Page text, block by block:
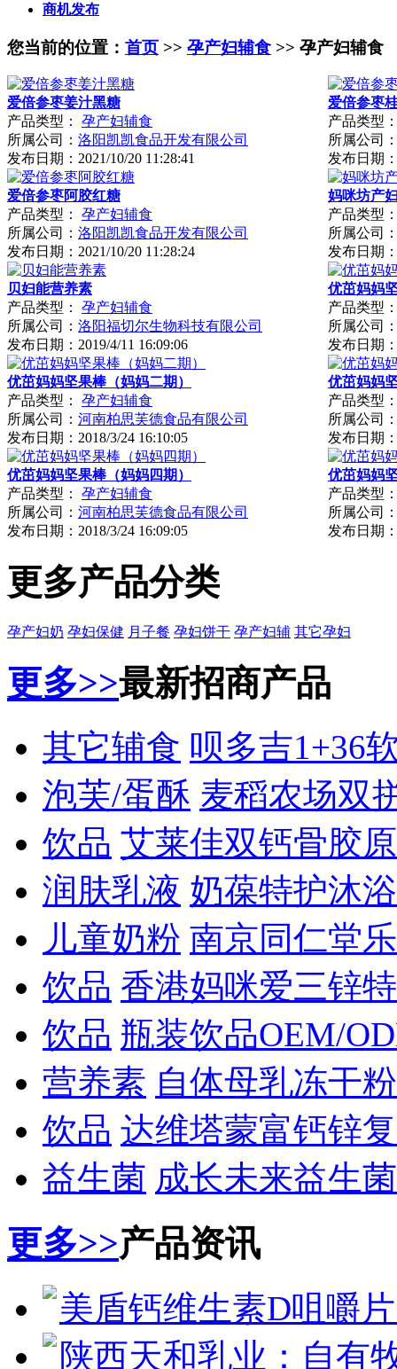
商机发布
您当前的位置： 首页 >> 孕产妇辅食 >> 孕产妇辅食
爱倍参枣姜汁黑糖
产品类型：
孕产妇辅食
所属公司： 洛阳凯凯食品开发有限公司
发布日期： 2021/10/20 11:28:41
爱倍参枣
产品类型
所属公司
发布日期
爱倍参枣阿胶红糖
产品类型：
孕产妇辅食
所属公司： 洛阳凯凯食品开发有限公司
发布日期： 2021/10/20 11:28:24
妈咪坊产
产品类型
所属公司
发布日期
贝妇能营养素
产品类型：
孕产妇辅食
所属公司： 洛阳福切尔生物科技有限公司
发布日期： 2019/4/11 16:09:06
优茁妈妈
产品类型
所属公司
发布日期
优茁妈妈坚果棒（妈妈二期）
产品类型：
孕产妇辅食
所属公司： 河南柏思芙德食品有限公司
发布日期： 2018/3/24 16:10:05
优茁妈妈
产品类型
所属公司
发布日期
优茁妈妈坚果棒（妈妈四期）
产品类型：
孕产妇辅食
所属公司： 河南柏思芙德食品有限公司
发布日期： 2018/3/24 16:09:05
优茁妈妈
产品类型
所属公司
发布日期
更多产品分类
孕产妇奶 孕妇保健 月子餐 孕妇饼干 孕产妇辅 其它孕妇
更多>>最新招商产品
其它辅食 呗多吉1+36
泡芙/蛋酥 麦稻农场双
饮品 艾莱佳双钙骨胶
润肤乳液 奶葆特护沐
儿童奶粉 南京同仁堂
饮品 香港妈咪爱三锌
饮品 瓶装饮品OEM/
营养素 自体母乳冻干
饮品 达维塔蒙富钙锌
益生菌 成长未来益生
更多>>产品资讯
美盾钙维生素D咀嚼
陕西天和乳业：自有